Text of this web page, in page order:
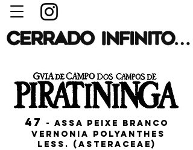
47
- ASSA PEIXE BRANCO
Vernonia polyanthes
Less. (ASTERACEAE)